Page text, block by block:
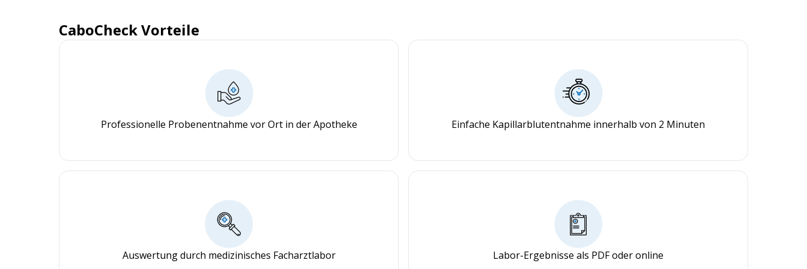
CaboCheck Vorteile
Professionelle Probenentnahme vor Ort in der Apotheke Einfache Kapillarblutentnahme innerhalb von 2 Minuten
Auswertung durch medizinisches Facharztlabor Labor-Ergebnisse als PDF oder online